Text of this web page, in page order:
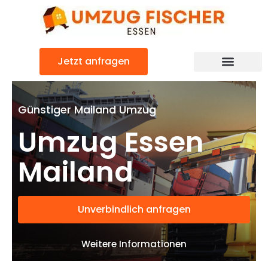
Jetzt anfragen
Günstiger Mailand Umzug
Umzug Essen
Mailand
Unverbindlich anfragen
Weitere Informationen